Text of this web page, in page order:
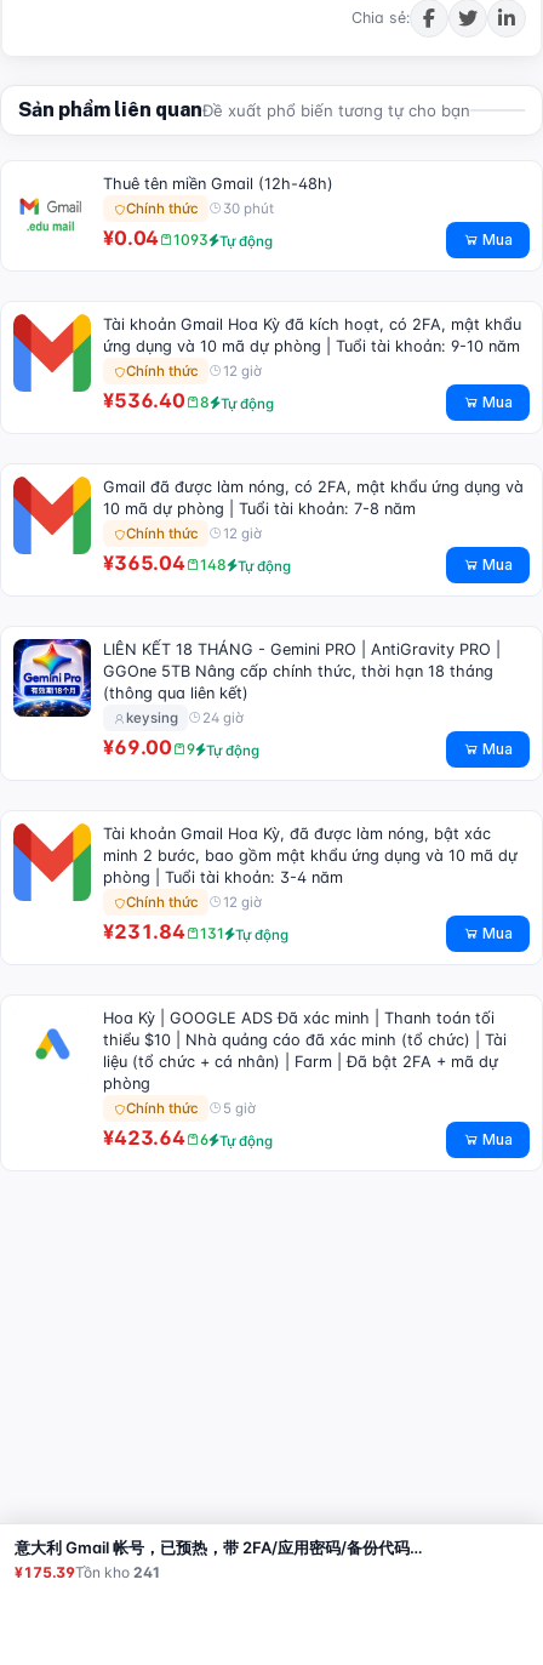
Chia sẻ:
Sản phẩm liên quanĐề xuất phổ biến tương tự cho bạn
Thuê tên miền Gmail (12h-48h)
Chính thức 30 phút
¥0.04 1093 Tự động Mua
Tài khoản Gmail Hoa Kỳ đã kích hoạt, có 2FA, mật khẩu
ứng dụng và 10 mã dự phòng | Tuổi tài khoản: 9-10 năm
Chính thức 12 giờ
¥536.40 8 Tự động Mua
Gmail đã được làm nóng, có 2FA, mật khẩu ứng dụng và
10 mã dự phòng | Tuổi tài khoản: 7-8 năm
Chính thức 12 giờ
¥365.04 148 Tự động Mua
LIÊN KẾT 18 THÁNG - Gemini PRO | AntiGravity PRO |
GGOne 5TB Nâng cấp chính thức, thời hạn 18 tháng
(thông qua liên kết)
keysing 24 giờ
¥69.00 9 Tự động Mua
Tài khoản Gmail Hoa Kỳ, đã được làm nóng, bật xác
minh 2 bước, bao gồm mật khẩu ứng dụng và 10 mã dự
phòng | Tuổi tài khoản: 3-4 năm
Chính thức 12 giờ
¥231.84 131 Tự động Mua
Hoa Kỳ | GOOGLE ADS Đã xác minh | Thanh toán tối
thiểu $10 | Nhà quảng cáo đã xác minh (tổ chức) | Tài
liệu (tổ chức + cá nhân) | Farm | Đã bật 2FA + mã dự
phòng
Chính thức 5 giờ
¥423.64 6 Tự động Mua
意大利 Gmail 帐号，已预热，带 2FA/应用密码/备份代码，账号年龄：1-2 年
¥175.39Tồn kho241